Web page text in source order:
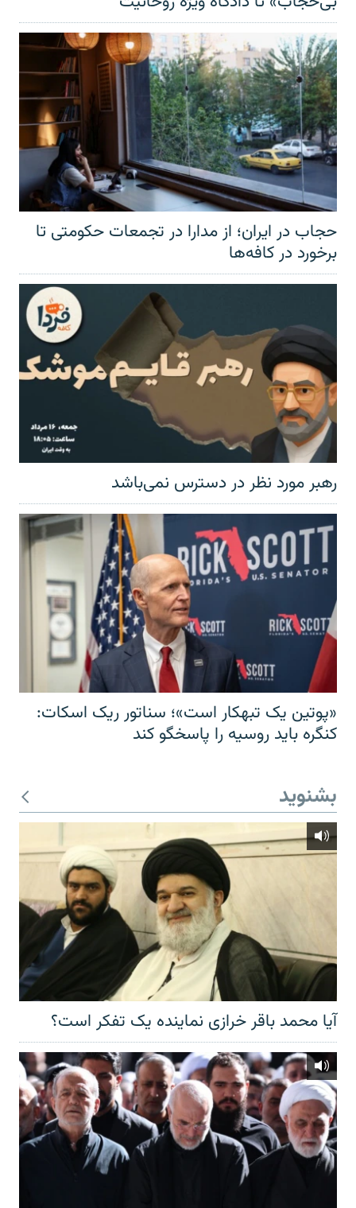
حجاب در ایران؛ از مدارا در تجمعات حکومتی تا
برخورد در کافه‌ها
رهبر مورد نظر در دسترس نمی‌باشد
«پوتین یک تبهکار است»؛ سناتور ریک اسکات:
کنگره باید روسیه را پاسخگو کند
بشنوید
آیا محمد باقر خرازی نماینده یک تفکر است؟